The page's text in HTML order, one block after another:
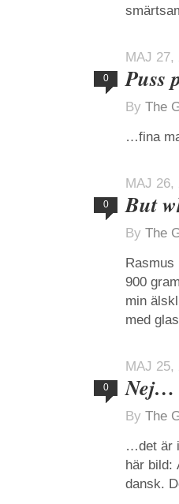
MAJ 27,
0 Puss
By The
…fina
MAJ 26,
0 But
By The
900
min
med
MAJ 25,
0 Nej…
By The
…det är
här bild:
dansk.